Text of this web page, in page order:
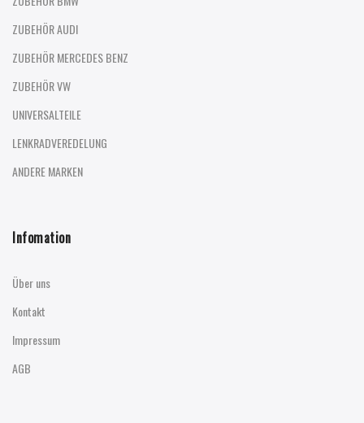
ZUBEHÖR AUDI
ZUBEHÖR MERCEDES BENZ
ZUBEHÖR VW
UNIVERSALTEILE
LENKRADVEREDELUNG
ANDERE MARKEN
Infomation
Über uns
Kontakt
Impressum
AGB